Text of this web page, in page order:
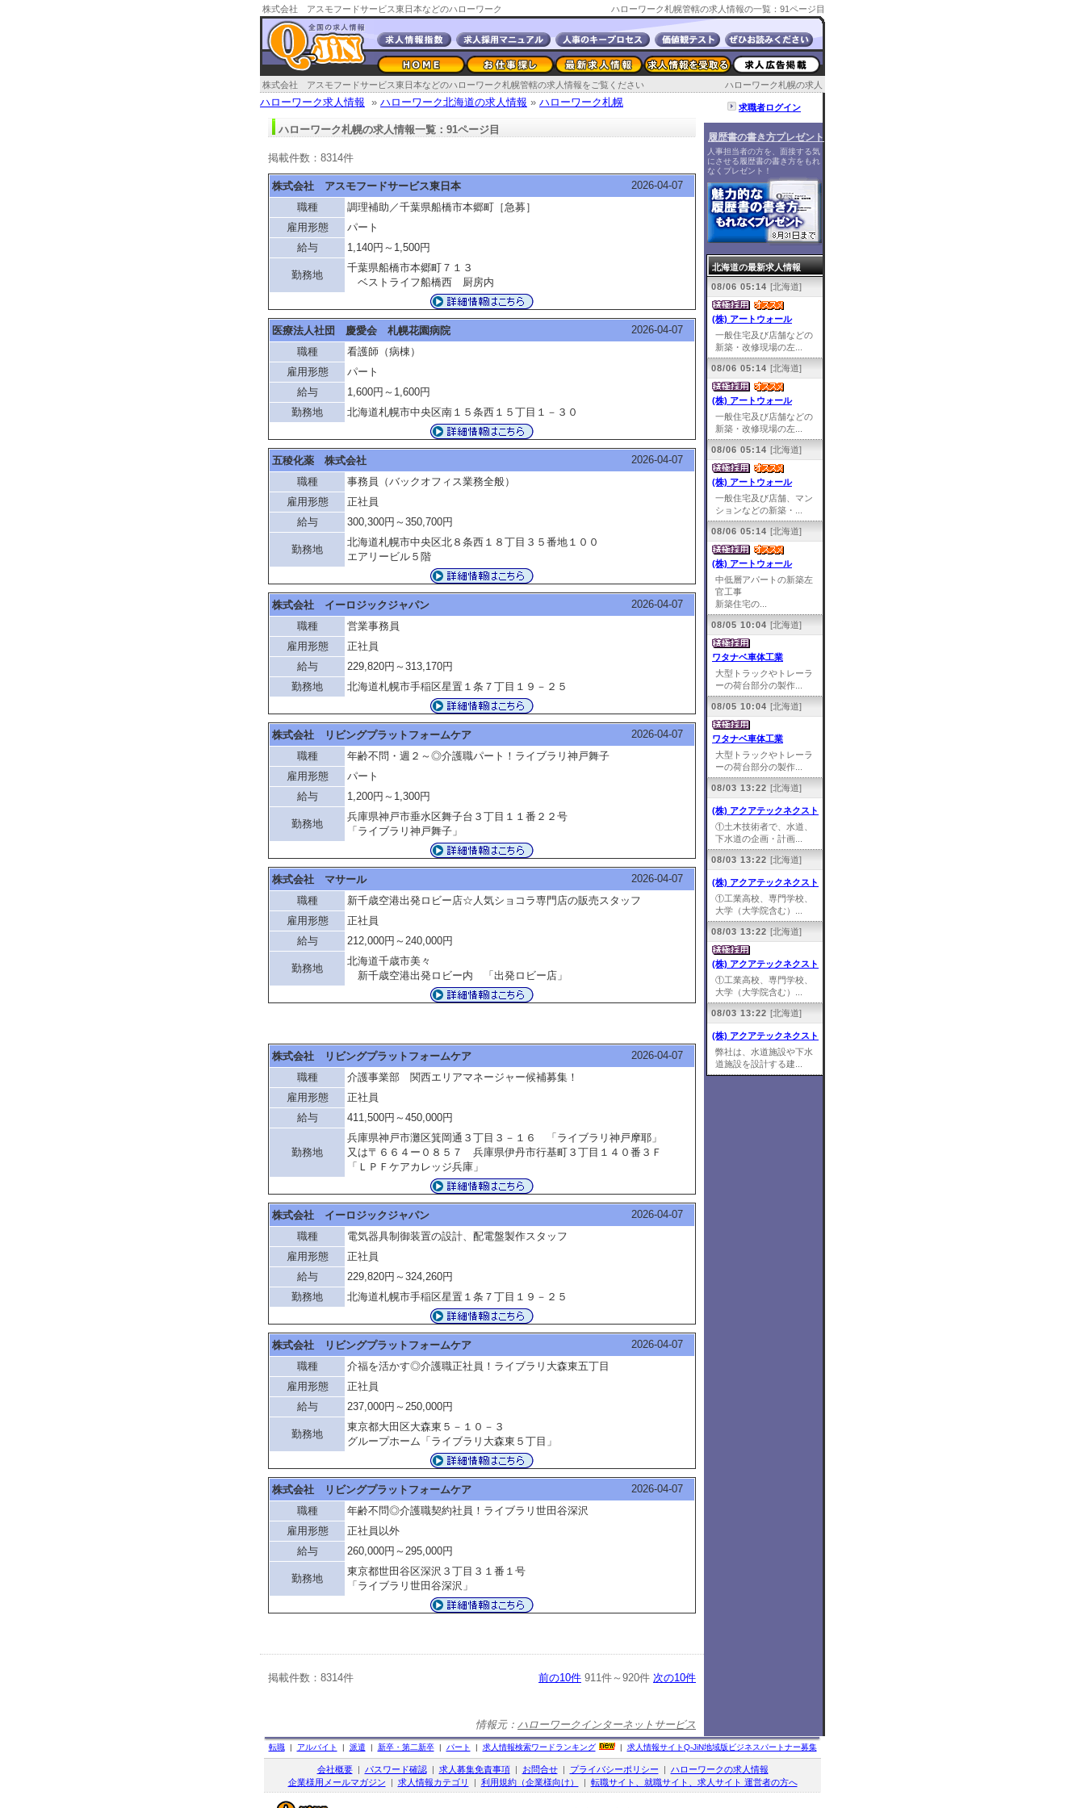
株式会社 アスモフードサービス東日本などのハローワーク
札幌求人情報
ハローワーク札幌管轄の求人情報の一覧：91ページ目
ハローワーク札幌の求人
株式会社 アスモフードサービス東日本などのハローワーク札幌管轄の求人情報をご覧ください
ハローワーク求人情報 » ハローワーク北海道の求人情報 » ハローワーク札幌
ハローワーク札幌の求人情報一覧：91ページ目
掲載件数：8314件
株式会社 アスモフードサービス東日本
2026-04-07
職種
調理補助／千葉県船橋市本郷町［急募］
雇用形態
パート
給与
1,140円～1,500円
勤務地
千葉県船橋市本郷町７１３
ベストライフ船橋西 厨房内
医療法人社団 慶愛会 札幌花園病院
2026-04-07
職種
看護師（病棟）
雇用形態
パート
給与
1,600円～1,600円
勤務地
北海道札幌市中央区南１５条西１５丁目１－３０
五稜化薬 株式会社
2026-04-07
職種
事務員（バックオフィス業務全般）
雇用形態
正社員
給与
300,300円～350,700円
勤務地
北海道札幌市中央区北８条西１８丁目３５番地１００
エアリービル５階
株式会社 イーロジックジャパン
2026-04-07
職種
営業事務員
雇用形態
正社員
給与
229,820円～313,170円
勤務地
北海道札幌市手稲区星置１条７丁目１９－２５
株式会社 リビングプラットフォームケア
2026-04-07
職種
年齢不問・週２～◎介護職パート！ライブラリ神戸舞子
雇用形態
パート
給与
1,200円～1,300円
勤務地
兵庫県神戸市垂水区舞子台３丁目１１番２２号
「ライブラリ神戸舞子」
株式会社 マサール
2026-04-07
職種
新千歳空港出発ロビー店☆人気ショコラ専門店の販売スタッフ
雇用形態
正社員
給与
212,000円～240,000円
勤務地
北海道千歳市美々
新千歳空港出発ロビー内 「出発ロビー店」
株式会社 リビングプラットフォームケア
2026-04-07
職種
介護事業部 関西エリアマネージャー候補募集！
雇用形態
正社員
給与
411,500円～450,000円
勤務地
兵庫県神戸市灘区箕岡通３丁目３－１６ 「ライブラリ神戸摩耶」
又は〒６６４ー０８５７ 兵庫県伊丹市行基町３丁目１４０番３Ｆ
「ＬＰＦケアカレッジ兵庫」
株式会社 イーロジックジャパン
2026-04-07
職種
電気器具制御装置の設計、配電盤製作スタッフ
雇用形態
正社員
給与
229,820円～324,260円
勤務地
北海道札幌市手稲区星置１条７丁目１９－２５
株式会社 リビングプラットフォームケア
2026-04-07
職種
介福を活かす◎介護職正社員！ライブラリ大森東五丁目
雇用形態
正社員
給与
237,000円～250,000円
勤務地
東京都大田区大森東５－１０－３
グループホーム「ライブラリ大森東５丁目」
株式会社 リビングプラットフォームケア
2026-04-07
職種
年齢不問◎介護職契約社員！ライブラリ世田谷深沢
雇用形態
正社員以外
給与
260,000円～295,000円
勤務地
東京都世田谷区深沢３丁目３１番１号
「ライブラリ世田谷深沢」
掲載件数：8314件 前の10件 911件～920件 次の10件
情報元： ハローワークインターネットサービス
求職者ログイン
履歴書の書き方プレゼント
人事担当者の方を、面接する気
にさせる履歴書の書き方をもれ
なくプレゼント！
北海道の最新求人情報
08/06 05:14 [北海道]
(株) アートウォール
一般住宅及び店舗などの
新築・改修現場の左...
08/06 05:14 [北海道]
(株) アートウォール
一般住宅及び店舗などの
新築・改修現場の左...
08/06 05:14 [北海道]
(株) アートウォール
一般住宅及び店舗、マン
ションなどの新築・...
08/06 05:14 [北海道]
(株) アートウォール
中低層アパートの新築左
官工事
新築住宅の...
08/05 10:04 [北海道]
ワタナベ車体工業
大型トラックやトレーラ
ーの荷台部分の製作...
08/05 10:04 [北海道]
ワタナベ車体工業
大型トラックやトレーラ
ーの荷台部分の製作...
08/03 13:22 [北海道]
(株) アクアテックネクスト
①土木技術者で、水道、
下水道の企画・計画...
08/03 13:22 [北海道]
(株) アクアテックネクスト
①工業高校、専門学校、
大学（大学院含む）...
08/03 13:22 [北海道]
(株) アクアテックネクスト
①工業高校、専門学校、
大学（大学院含む）...
08/03 13:22 [北海道]
(株) アクアテックネクスト
弊社は、水道施設や下水
道施設を設計する建...
転職| アルバイト | 派遣 | 新卒・第二新卒| パート | 求人情報検索ワードランキング | 求人情報サイトQ-JiN地域版ビジネスパートナー募集
会社概要| パスワード確認| 求人募集免責事項| お問合せ| プライバシーポリシー | ハローワークの求人情報
企業様用メールマガジン | 求人情報カテゴリ | 利用規約（企業様向け） | 転職サイト、就職サイト、求人サイト 運営者の方へ